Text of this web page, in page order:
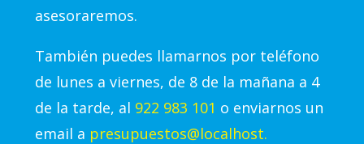
asesoraremos.
También puedes llamarnos por teléfono
de lunes a viernes, de 8 de la mañana a 4
de la tarde, al 922 983 101 o enviarnos un
email a presupuestos@localhost.